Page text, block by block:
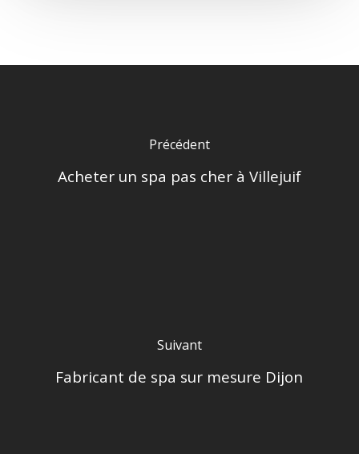
Précédent
Acheter un spa pas cher à Villejuif
Suivant
Fabricant de spa sur mesure Dijon